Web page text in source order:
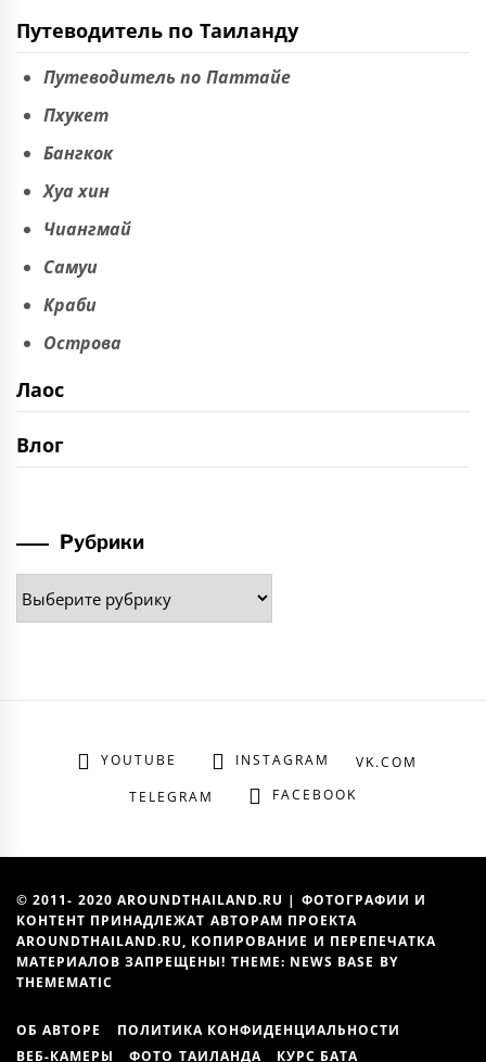
Путеводитель по Таиланду
Путеводитель по Паттайе
Пхукет
Бангкок
Хуа хин
Чиангмай
Самуи
Краби
Острова
Лаос
Влог
Рубрики
Рубрики
YOUTUBE INSTAGRAM
VK.COM
TELEGRAM
FACEBOOK
© 2011- 2020 AROUNDTHAILAND.RU | ФОТОГРАФИИ И
КОНТЕНТ ПРИНАДЛЕЖАТ АВТОРАМ ПРОЕКТА
AROUNDTHAILAND.RU, КОПИРОВАНИЕ И ПЕРЕПЕЧАТКА
МАТЕРИАЛОВ ЗАПРЕЩЕНЫ! THEME: NEWS BASE BY
THEMEMATIC
ОБ АВТОРЕ
ПОЛИТИКА КОНФИДЕНЦИАЛЬНОСТИ
ВЕБ-КАМЕРЫ
ФОТО ТАИЛАНДА КУРС БАТА